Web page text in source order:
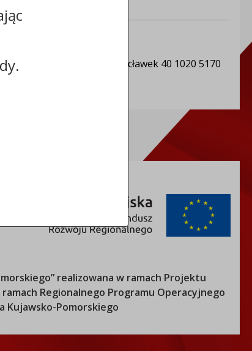
dodatkowe:
konta: PKO BP S.A. / Włocławek 40 1020 5170
1102 0008 9912
” realizowana w ramach Projektu
Regionalnego Programu Operacyjnego
Kujawsko-Pomorskiego